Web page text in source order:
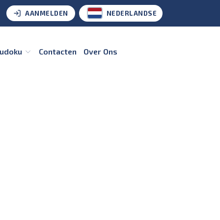
AANMELDEN NEDERLANDSE
Contacten Over Ons